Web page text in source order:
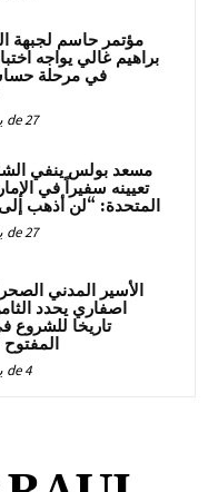
مؤتمر حاسم لجبهة
براهيم غالي يواجه
في مرحلة
27 de يونيو de 2026
مسعد بولس ينفي
تعيينه سفيراً في
المتحدة: “لن أذهب
27 de يونيو de 2026
الأسير المدني
اصفاري يحدد
تاريخا للشروع
4 de يونيو de 2026